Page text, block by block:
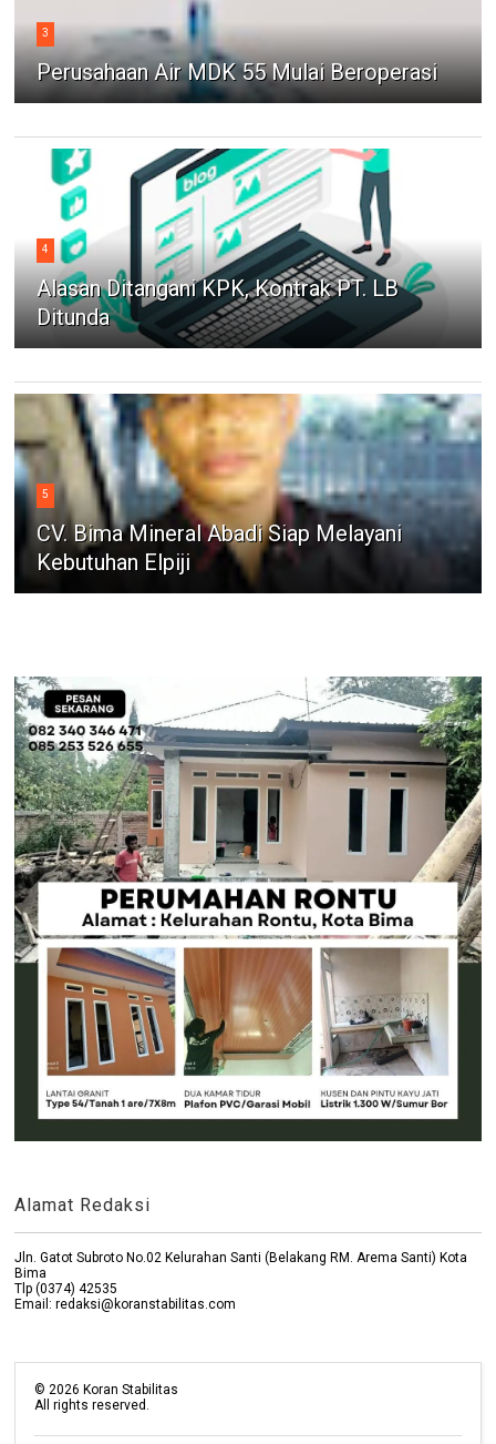
3
Perusahaan Air MDK 55 Mulai Beroperasi
4
Alasan Ditangani KPK, Kontrak PT. LB
Ditunda
5
CV. Bima Mineral Abadi Siap Melayani
Kebutuhan Elpiji
Alamat Redaksi
Jln. Gatot Subroto No.02 Kelurahan Santi (Belakang RM. Arema Santi) Kota
Bima
Tlp (0374) 42535
Email: redaksi@koranstabilitas.com
©2026 Koran Stabilitas
All rights reserved.